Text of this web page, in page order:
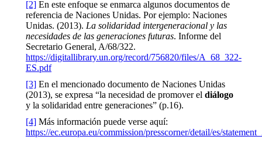
[2] En este enfoque se enmarca algunos documentos de
referencia de Naciones Unidas. Por ejemplo: Naciones
Unidas. (2013). La solidaridad intergeneracional y las
necesidades de las generaciones futuras. Informe del
Secretario General, A/68/322.
https://digitallibrary.un.org/record/756820/files/A_68_322-
ES.pdf
[3] En el mencionado documento de Naciones Unidas
(2013), se expresa “la necesidad de promover el diálogo
y la solidaridad entre generaciones” (p.16).
[4] Más información puede verse aquí:
https://ec.europa.eu/commission/presscorner/detail/es/